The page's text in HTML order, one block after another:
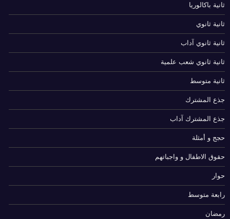
ثانية باكالوريا
ثانية ثانوي
ثانية ثانوي آداب
ثانية ثانوي شعب علمية
ثانية متوسط
جذع المشترك
جذع المشترك آداب
حجج و أمثلة
حقوق الاطفال و واجباتهم
حوار
رابعة متوسط
رمضان